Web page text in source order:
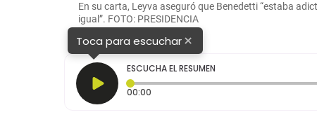
En su carta, Leyva aseguró que Benedetti “estaba
igual”. FOTO: PRESIDENCIA
Toca para escuchar×
ESCUCHA EL RESUMEN
00:00